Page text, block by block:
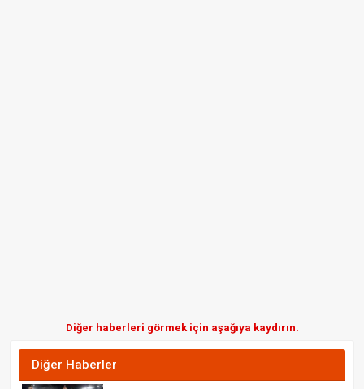
Diğer haberleri görmek için aşağıya kaydırın.
Diğer Haberler